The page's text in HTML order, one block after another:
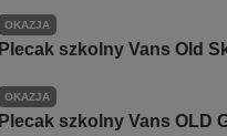
OKAZJA
Plecak szkolny Vans Old
OKAZJA
Plecak szkolny Vans OLD